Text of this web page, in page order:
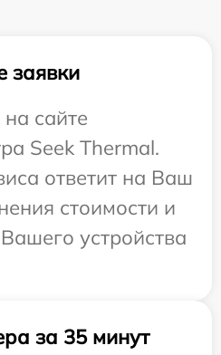
заявки
сайте
Seek Thermal.
ответит на Ваш
стоимости и
устройства
за 35 минут